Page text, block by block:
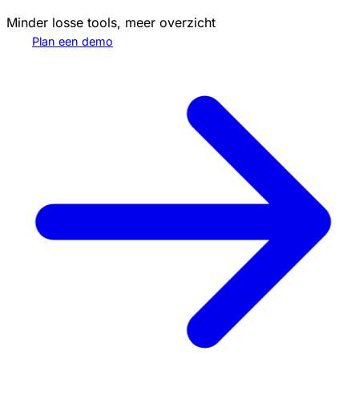
Minder losse tools, meer overzicht
Plan een demo